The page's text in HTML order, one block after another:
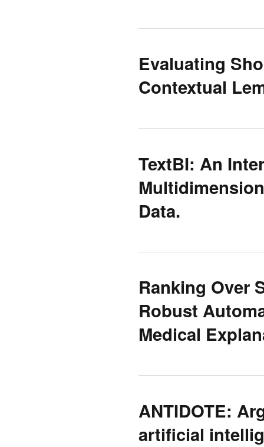
Evaluating
Contextual
TextBI: An
Data.
Ranking Over
Robust
Medical
ANTIDOTE:
artificial